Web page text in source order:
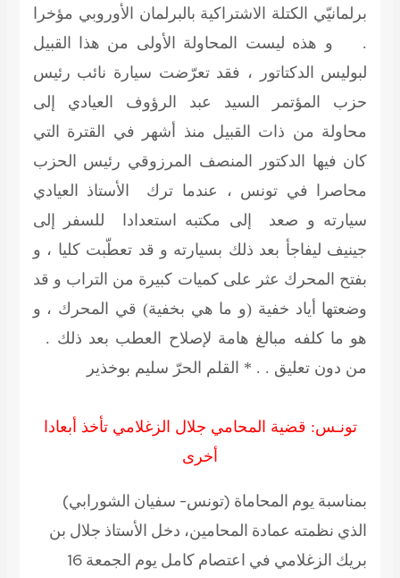
برلمانيّي الكتلة الاشتراكية بالبرلمان الأوروبي مؤخرا
. و هذه ليست المحاولة الأولى من هذا القبيل
لبوليس الدكتاتور ، فقد تعرّضت سيارة نائب رئيس
حزب المؤتمر السيد عبد الرؤوف العيادي إلى
محاولة من ذات القبيل منذ أشهر في القترة التي
كان فيها الدكتور المنصف المرزوقي رئيس الحزب
محاصرا في تونس ، عندما ترك الأستاذ العيادي
سيارته و صعد إلى مكتبه استعدادا للسفر إلى
جينيف ليفاجأ بعد ذلك بسيارته و قد تعطّبت كليا ، و
بفتح المحرك عثر على كميات كبيرة من التراب و قد
وضعتها أياد خفية (و ما هي بخفية) قي المحرك ، و
هو ما كلفه مبالغ هامة لإصلاح العطب بعد ذلك .
من دون تعليق . . * القلم الحرّ سليم بوخذير
تونـس: قضية المحامي جلال الزغلامي تأخذ أبعادا
أخرى
(تونس- سفيان الشورابي)
الذي نظمته عمادة المحامين، دخل الأستاذ جلال بن
بريك الزغلامي في اعتصام كامل يوم الجمعة 16